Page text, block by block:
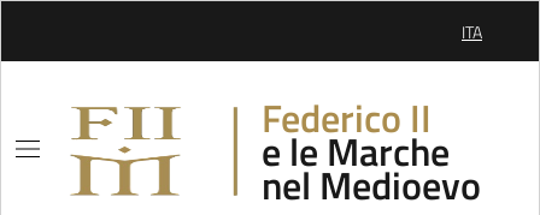
ITA
Federico II
e le Marche
nel Medioevo